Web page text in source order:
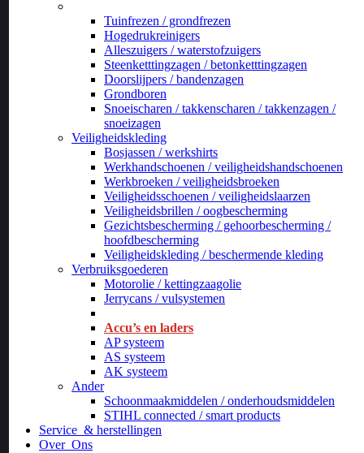
Tuinfrezen / grondfrezen
Hogedrukreinigers
Alleszuigers / waterstofzuigers
Steenketttingzagen / betonketttingzagen
Doorslijpers / bandenzagen
Grondboren
Snoeischaren / takkenscharen / takkenzagen /
snoeizagen
Veiligheidskleding
Bosjassen / werkshirts
Werkhandschoenen / veiligheidshandschoenen
Werkbroeken / veiligheidsbroeken
Veiligheidsschoenen / veiligheidslaarzen
Veiligheidsbrillen / oogbescherming
Gezichtsbescherming / gehoorbescherming /
hoofdbescherming
Veiligheidskleding / beschermende kleding
Verbruiksgoederen
Motorolie / kettingzaagolie
Jerrycans / vulsystemen
Accu’s en laders
AP systeem
AS systeem
AK systeem
Ander
Schoonmaakmiddelen / onderhoudsmiddelen
STIHL connected / smart products
Service & herstellingen
Over Ons